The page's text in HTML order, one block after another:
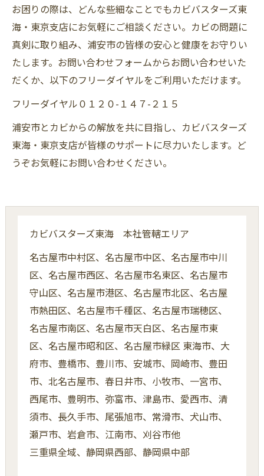
お困りの際は、どんな些細なことでもカビバスターズ東
海・東京支店にお気軽にご相談ください。カビの問題に
真剣に取り組み、浦安市の皆様の安心と健康をお守りい
たします。お問い合わせフォームからお問い合わせいた
だくか、以下のフリーダイヤルをご利用いただけます。
​フリーダイヤル０１２０-１４７-２１５
浦安市とカビからの解放を共に目指し、カビバスターズ
東海・東京支店が皆様のサポートに尽力いたします。ど
うぞお気軽にお問い合わせください。
カビバスターズ東海 本社管轄エリア
名古屋市中村区、名古屋市中区、名古屋市中川
区、名古屋市西区、名古屋市名東区、名古屋市
守山区、名古屋市港区、名古屋市北区、名古屋
市熱田区、名古屋市千種区、名古屋市瑞穂区、
名古屋市南区、名古屋市天白区、名古屋市東
区、名古屋市昭和区、名古屋市緑区 東海市、大
府市、豊橋市、豊川市、安城市、岡崎市、豊田
市、北名古屋市、春日井市、小牧市、一宮市、
西尾市、豊明市、弥富市、津島市、愛西市、清
須市、長久手市、尾張旭市、常滑市、犬山市、
瀬戸市、岩倉市、江南市、刈谷市他
三重県全域、静岡県西部、静岡県中部